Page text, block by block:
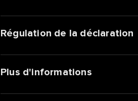
Régulation de la déclaration
Plus d'informations